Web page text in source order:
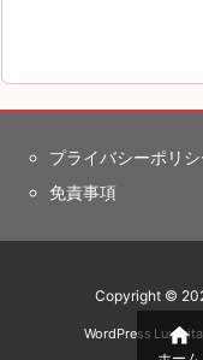
プライバシーポリシ
免責事項
Copyright ©
WordPress 